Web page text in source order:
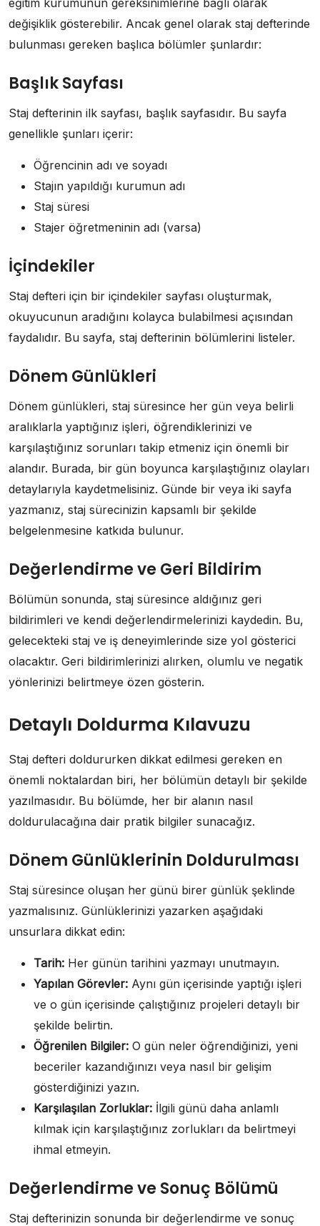
eğitim kurumunun gereksinimlerine bağlı olarak
değişiklik gösterebilir. Ancak genel olarak staj defterinde
bulunması gereken başlıca bölümler şunlardır:
Başlık Sayfası
Staj defterinin ilk sayfası, başlık sayfasıdır. Bu sayfa
genellikle şunları içerir:
Öğrencinin adı ve soyadı
Stajın yapıldığı kurumun adı
Staj süresi
Stajer öğretmeninin adı (varsa)
İçindekiler
Staj defteri için bir içindekiler sayfası oluşturmak,
okuyucunun aradığını kolayca bulabilmesi açısından
faydalıdır. Bu sayfa, staj defterinin bölümlerini listeler.
Dönem Günlükleri
Dönem günlükleri, staj süresince her gün veya belirli
aralıklarla yaptığınız işleri, öğrendiklerinizi ve
karşılaştığınız sorunları takip etmeniz için önemli bir
alandır. Burada, bir gün boyunca karşılaştığınız olayları
detaylarıyla kaydetmelisiniz. Günde bir veya iki sayfa
yazmanız, staj sürecinizin kapsamlı bir şekilde
belgelenmesine katkıda bulunur.
Değerlendirme ve Geri Bildirim
Bölümün sonunda, staj süresince aldığınız geri
bildirimleri ve kendi değerlendirmelerinizi kaydedin. Bu,
gelecekteki staj ve iş deneyimlerinde size yol gösterici
olacaktır. Geri bildirimlerinizi alırken, olumlu ve negatik
yönlerinizi belirtmeye özen gösterin.
Detaylı Doldurma Kılavuzu
Staj defteri doldururken dikkat edilmesi gereken en
önemli noktalardan biri, her bölümün detaylı bir şekilde
yazılmasıdır. Bu bölümde, her bir alanın nasıl
doldurulacağına dair pratik bilgiler sunacağız.
Dönem Günlüklerinin Doldurulması
Staj süresince oluşan her günü birer günlük şeklinde
yazmalısınız. Günlüklerinizi yazarken aşağıdaki
unsurlara dikkat edin:
Tarih: Her günün tarihini yazmayı unutmayın.
Yapılan Görevler: Aynı gün içerisinde yaptığı işleri
ve o gün içerisinde çalıştığınız projeleri detaylı bir
şekilde belirtin.
Öğrenilen Bilgiler: O gün neler öğrendiğinizi, yeni
beceriler kazandığınızı veya nasıl bir gelişim
gösterdiğinizi yazın.
Karşılaşılan Zorluklar: İlgili günü daha anlamlı
kılmak için karşılaştığınız zorlukları da belirtmeyi
ihmal etmeyin.
Değerlendirme ve Sonuç Bölümü
Staj defterinizin sonunda bir değerlendirme ve sonuç